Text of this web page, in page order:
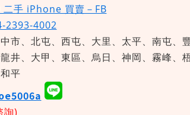
二手 iPhone 買賣－FB
2393-4002
市、北屯、西屯、大里、太平、南屯、
井、大甲、東區、烏日、神岡、霧峰、
平
詢)